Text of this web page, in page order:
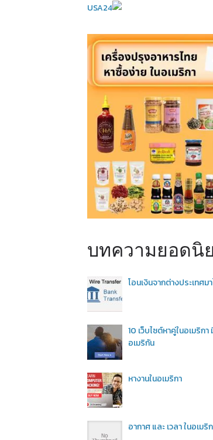
USA24
บทความยอดนิ
โอนเงินจากต่างประเทศ
10 เว็บไซต์หาคู่ในอเมริก
อเมริกัน
หางานในอเมริกา
อากาศ และ เวลา ในอเมริ